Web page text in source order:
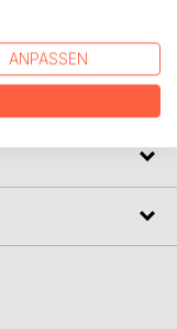
ANPASSEN